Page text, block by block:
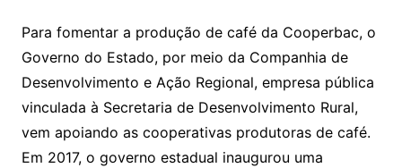
Para fomentar a produção de café da Cooperbac, o
Governo do Estado, por meio da Companhia de
Desenvolvimento e Ação Regional, empresa pública
vinculada à Secretaria de Desenvolvimento Rural,
vem apoiando as cooperativas produtoras de café.
Em 2017, o governo estadual inaugurou uma